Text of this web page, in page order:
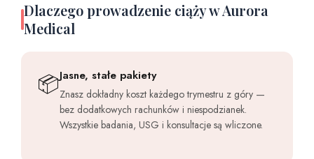
Dlaczego prowadzenie ciąży w Aurora
Medical
📦Jasne, stałe pakiety
Znasz dokładny koszt każdego trymestru z góry —
bez dodatkowych rachunków i niespodzianek.
Wszystkie badania, USG i konsultacje są wliczone.